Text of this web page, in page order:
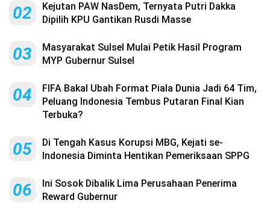
02
Kejutan PAW NasDem, Ternyata Putri Dakka
Dipilih KPU Gantikan Rusdi Masse
03
Masyarakat Sulsel Mulai Petik Hasil Program
MYP Gubernur Sulsel
04
FIFA Bakal Ubah Format Piala Dunia Jadi 64 Tim,
Peluang Indonesia Tembus Putaran Final Kian
Terbuka?
05
Di Tengah Kasus Korupsi MBG, Kejati se-
Indonesia Diminta Hentikan Pemeriksaan SPPG
06
Ini Sosok Dibalik Lima Perusahaan Penerima
Reward Gubernur